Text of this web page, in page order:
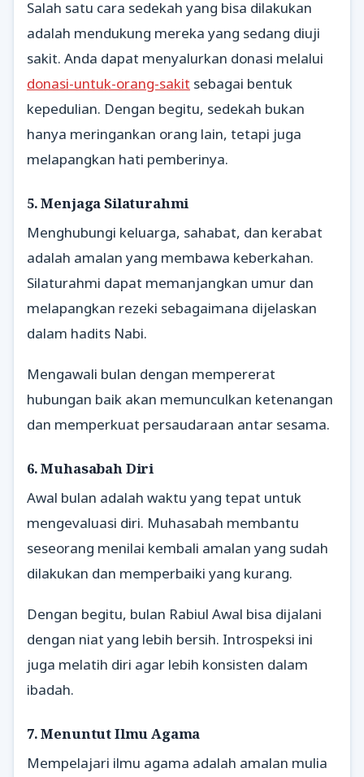
Salah satu cara sedekah yang bisa dilakukan
adalah mendukung mereka yang sedang diuji
sakit. Anda dapat menyalurkan donasi melalui
donasi-untuk-orang-sakit sebagai bentuk
kepedulian. Dengan begitu, sedekah bukan
hanya meringankan orang lain, tetapi juga
melapangkan hati pemberinya.
5. Menjaga Silaturahmi
Menghubungi keluarga, sahabat, dan kerabat
adalah amalan yang membawa keberkahan.
Silaturahmi dapat memanjangkan umur dan
melapangkan rezeki sebagaimana dijelaskan
dalam hadits Nabi.
Mengawali bulan dengan mempererat
hubungan baik akan memunculkan ketenangan
dan memperkuat persaudaraan antar sesama.
6. Muhasabah Diri
Awal bulan adalah waktu yang tepat untuk
mengevaluasi diri. Muhasabah membantu
seseorang menilai kembali amalan yang sudah
dilakukan dan memperbaiki yang kurang.
Dengan begitu, bulan Rabiul Awal bisa dijalani
dengan niat yang lebih bersih. Introspeksi ini
juga melatih diri agar lebih konsisten dalam
ibadah.
7. Menuntut Ilmu Agama
Mempelajari ilmu agama adalah amalan mulia